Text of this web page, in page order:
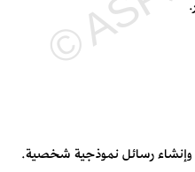
رسائل نموذجية شخصية.